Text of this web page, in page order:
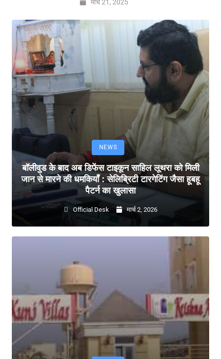
मार्च 21, 2025
NEWS
बॉलीवुड के बाद अब डिफेंस टाइकून साहिल लूथरा को मिली
जान से मारने की धमकियाँ : सेलिब्रिटी टारगेटिंग जैसा हूबहू
पैटर्न का खुलासा
Official Desk मार्च 2, 2026